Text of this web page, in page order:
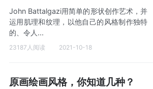
John Battalgazi用简单的形状创作艺术，并
运用肌理和纹理，以他自己的风格制作独特
的、令人...
23187人阅读 2021-10-18
原画绘画风格，你知道几种？